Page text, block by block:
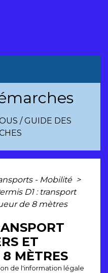
/GUIDE DES
- Mobilité >
D1 : transport
de 8 mètres
ET
MÈTRES
de l'information légale